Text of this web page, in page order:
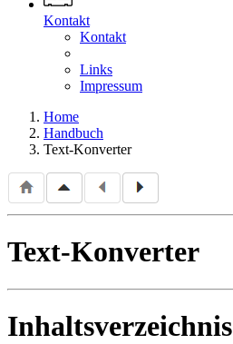
Kontakt
Kontakt
Links
Impressum
Home
Handbuch
Text-Konverter
Text-Konverter
Inhaltsverzeichnis